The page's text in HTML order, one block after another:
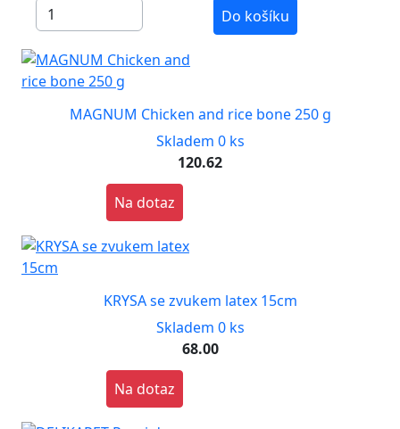
Do košíku
MAGNUM Chicken and rice bone 250 g
Skladem 0 ks
120.62
Na dotaz
KRYSA se zvukem latex 15cm
Skladem 0 ks
68.00
Na dotaz